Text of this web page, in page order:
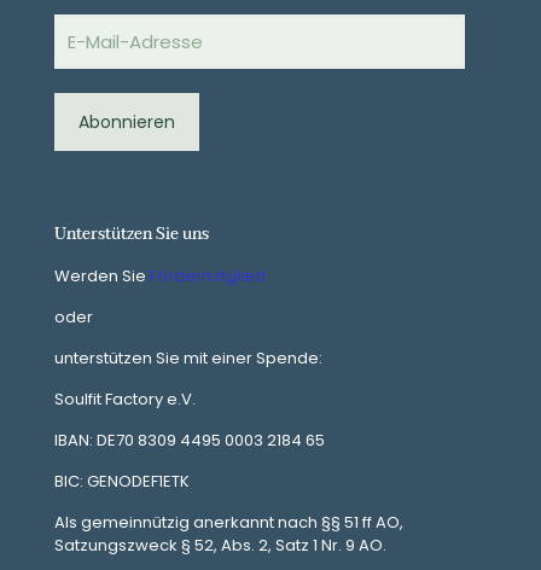
Mail-
Adresse
Abonnieren
Unterstützen Sie uns
Werden Sie Fördermitglied
oder
unterstützen Sie mit einer Spende:
Soulfit Factory e.V.
IBAN: DE70 8309 4495 0003 2184 65
BIC: GENODEF1ETK
Als gemeinnützig anerkannt nach §§ 51 ff AO,
Satzungszweck § 52, Abs. 2, Satz 1 Nr. 9 AO.